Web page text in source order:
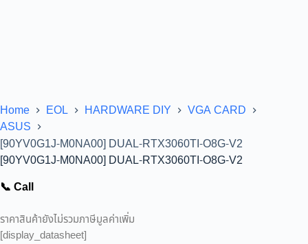
Home EOL HARDWARE DIY
VGA CARD
ASUS
[90YV0G1J-M0NA00] DUAL-RTX3060TI-O8G-V2
[90YV0G1J-M0NA00] DUAL-RTX3060TI-O8G-V2
📞 Call
ราคาสินค้ายังไม่รวมภาษีมูลค่าเพิ่ม
[display_datasheet]